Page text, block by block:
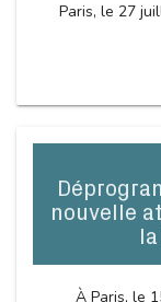
Paris, le 27
nouvelle
À Paris, le